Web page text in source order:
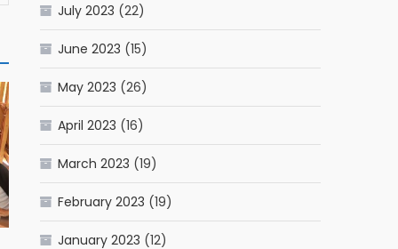
July 2023 (22)
June 2023 (15)
May 2023 (26)
April 2023 (16)
March 2023 (19)
February 2023 (19)
January 2023 (12)